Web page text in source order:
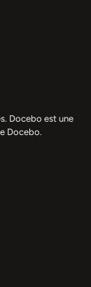
Docebo est une
Docebo.